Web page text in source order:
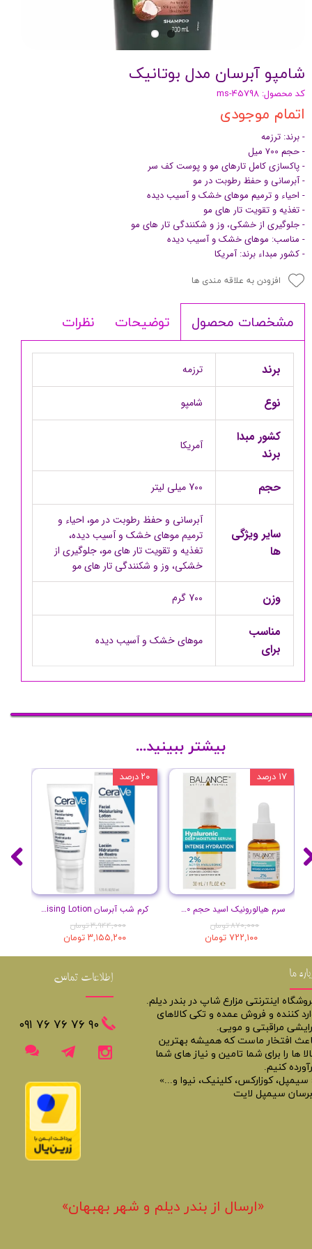
شامپو آبرسان مدل بوتانیک
کد محصول: ms-45798
اتمام موجودی
- برند: ترزمه
- حجم 700 میل
- پاکسازی کامل تارهای مو و پوست کف سر
- آبرسانی و حفظ رطوبت در مو
- احیاء و ترمیم موهای خشک و آسیب دیده
- تغذیه و تقویت تار های مو
- جلوگیری از خشکی، وز و شکنندگی تار های مو
- مناسب: موهای خشک و آسیب دیده
- کشور مبداء برند: آمریکا
افزودن به علاقه مندی ها
مشخصات محصول توضیحات نظرات
برند ترزمه
نوع شامپو
کشور مبدا
برند
آمریکا
حجم 700 میلی لیتر
سایر ویژگی
ها
آبرسانی و حفظ رطوبت در مو، احیاء و
ترمیم موهای خشک و آسیب دیده،
تغذیه و تقویت تار های مو، جلوگیری از
خشکی، وز و شکنندگی تار های مو
وزن 700 گرم
مناسب
برای
موهای خشک و آسیب دیده
کرم شب آبرسان Facial Moisturising Lotion
۳,۹۴۴,۰۰۰ تومان
۳,۱۵۵,۲۰۰ تومان
۲۰ درصد
سرم هیالورونیک اسید حجم 30 میلی لیتر
۸۷۰,۰۰۰ تومان
۷۲۲,۱۰۰ تومان
۱۷ درصد
بیشتر ببینید...
ما
اینترنتی مزارع شاپ در بندر دیلم.
کننده و فروش عمده و تکی کالاهای
مراقبتی و مویی.
افتخار ماست که همیشه بهترین
ها را برای شما تامین و نیاز های شما
کنیم.
سیمپل، کوزارکس، کلینیک، نیوا و...»
سیمپل لایت
اطلاعات تماس
​​٩٠ ٧۶ ٧۶ ٧۶ ٠٩١
«​ارسال از بندر دیلم و شهر بهبهان»